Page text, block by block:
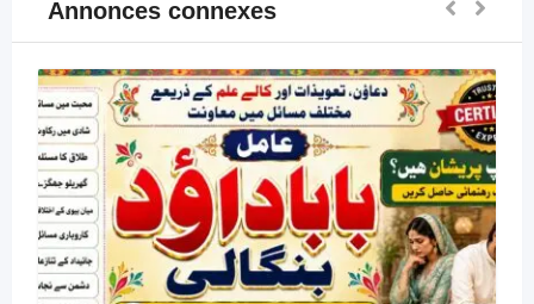
Annonces connexes